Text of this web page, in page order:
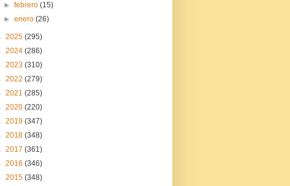
►febrero(15)
►enero(26)
2025 (295)
2024 (286)
2023 (310)
2022 (279)
2021 (285)
2020 (220)
2019 (347)
2018 (348)
2017 (361)
2016 (346)
2015 (348)